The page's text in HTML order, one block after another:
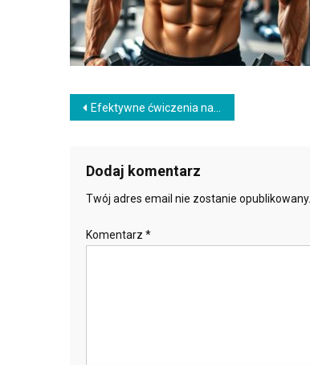
Nawigacja
Efektywne ćwiczenia na mięśnie skośne brzucha – jak wzmocnić sylwetkę?
Dodaj komentarz
Twój adres email nie zostanie opublikowany.
Komentarz *